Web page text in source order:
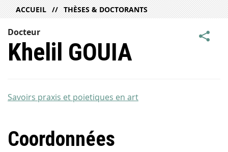
ACCUEIL THÈSES & DOCTORANTS
Docteur
Khelil GOUIA
Savoirs praxis et poietiques en art
Coordonnées